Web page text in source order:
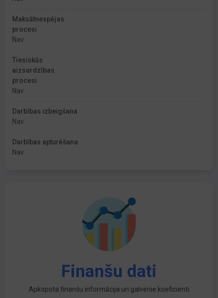
Maksātnespējas
procesi
Nav
Tiesiskās
aizsardzības
procesi
Nav
Darbības izbeigšana
Nav
Darbības apturēšana
Nav
Finanšu dati
Apkopota finanšu informācija un galvenie koeficienti